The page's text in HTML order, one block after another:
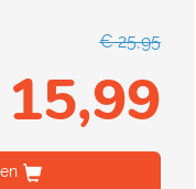
€ 25,95